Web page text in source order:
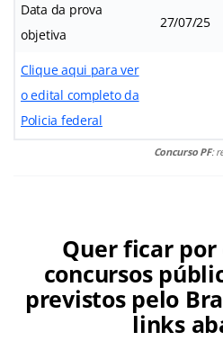
Data da prova
objetiva
27/07/25
Clique aqui para ver
o edital completo da
Policia federal
Concurso PF:
Quer ficar
concursos
previstos pelo
links